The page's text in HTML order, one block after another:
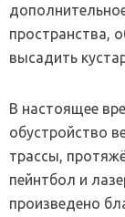
пространства,
высадить
В настоящее
обустройство
трассы,
пейнтбол и
произведено